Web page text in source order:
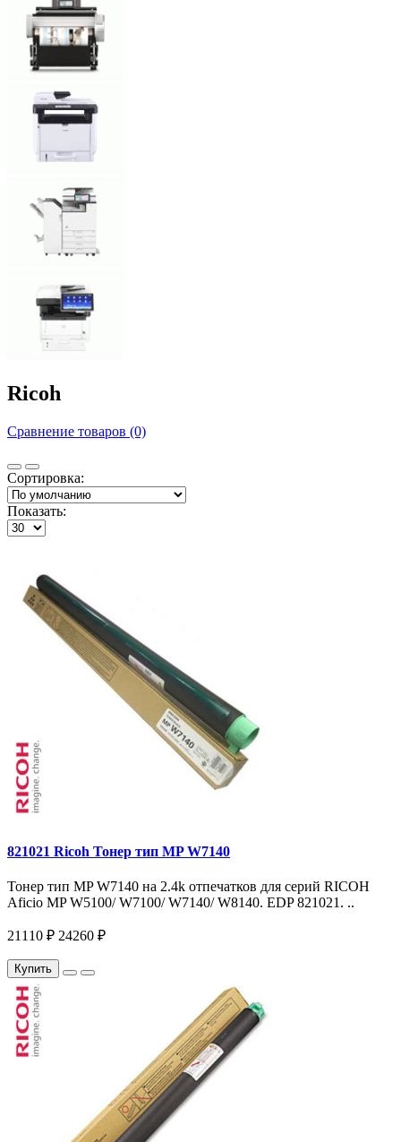
Ricoh
Сравнение товаров (0)
Сортировка:
Показать:
821021 Ricoh Тонер тип MP W7140
Тонер тип MP W7140 на 2.4k отпечатков для серий RICOH
Aficio MP W5100/ W7100/ W7140/ W8140. EDP 821021. ..
21110 ₽ 24260 ₽
Купить